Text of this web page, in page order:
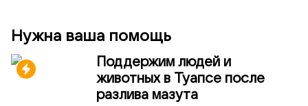
Нужна ваша помощь
Поддержим людей и
животных в Туапсе после
разлива мазута